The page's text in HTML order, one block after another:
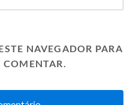
NAVEGADOR PARA